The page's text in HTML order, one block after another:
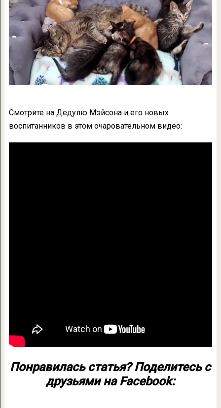
Смотрите на Дедулю Мэйсона и его новых
воспитанников в этом очаровательном видео:
Понравилась статья? Поделитесь с
друзьями на Facebook: